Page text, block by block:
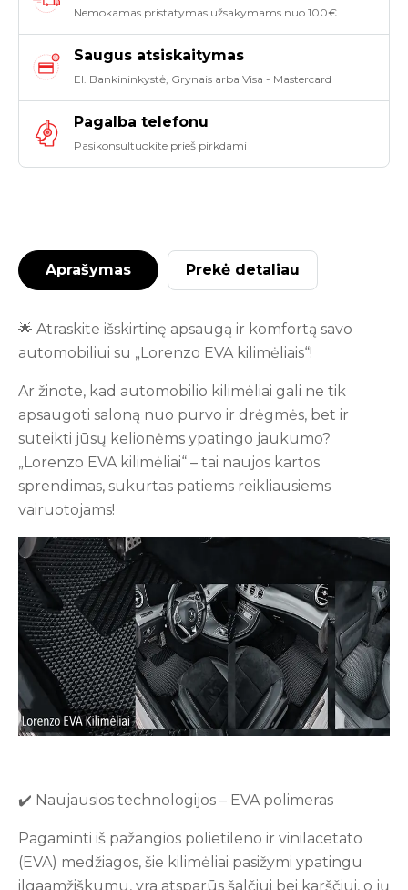
Nemokamas pristatymas užsakymams nuo 100€.
Saugus atsiskaitymas
El. Bankininkystė, Grynais arba Visa - Mastercard
Pagalba telefonu
Pasikonsultuokite prieš pirkdami
Aprašymas Prekė detaliau
🌟 Atraskite išskirtinę apsaugą ir komfortą savo
automobiliui su „Lorenzo EVA kilimėliais“!
Ar žinote, kad automobilio kilimėliai gali ne tik
apsaugoti saloną nuo purvo ir drėgmės, bet ir
suteikti jūsų kelionėms ypatingo jaukumo?
„Lorenzo EVA kilimėliai“ – tai naujos kartos
sprendimas, sukurtas patiems reikliausiems
vairuotojams!
✔️ Naujausios technologijos – EVA polimeras
Pagaminti iš pažangios polietileno ir vinilacetato
(EVA) medžiagos, šie kilimėliai pasižymi ypatingu
ilgaamžiškumu, yra atsparūs šalčiui bei karščiui, o jų